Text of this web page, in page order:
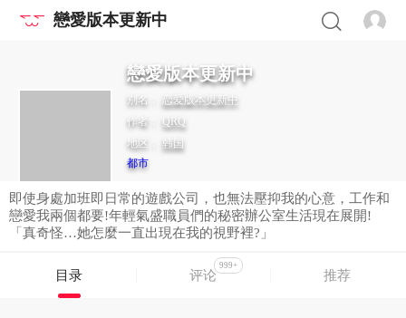
戀愛版本更新中
戀愛版本更新中
别名：
恋爱版本更新中
作者： QRQ
地区： 韩国
都市
即使身處加班即日常的遊戲公司，也無法壓抑我的心意，工作和
戀愛我兩個都要!年輕氣盛職員們的秘密辦公室生活現在展開!
「真奇怪…她怎麼一直出現在我的視野裡?」
目录 评论
999+
推荐